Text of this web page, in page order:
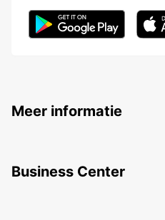
Meer informatie
Business Center